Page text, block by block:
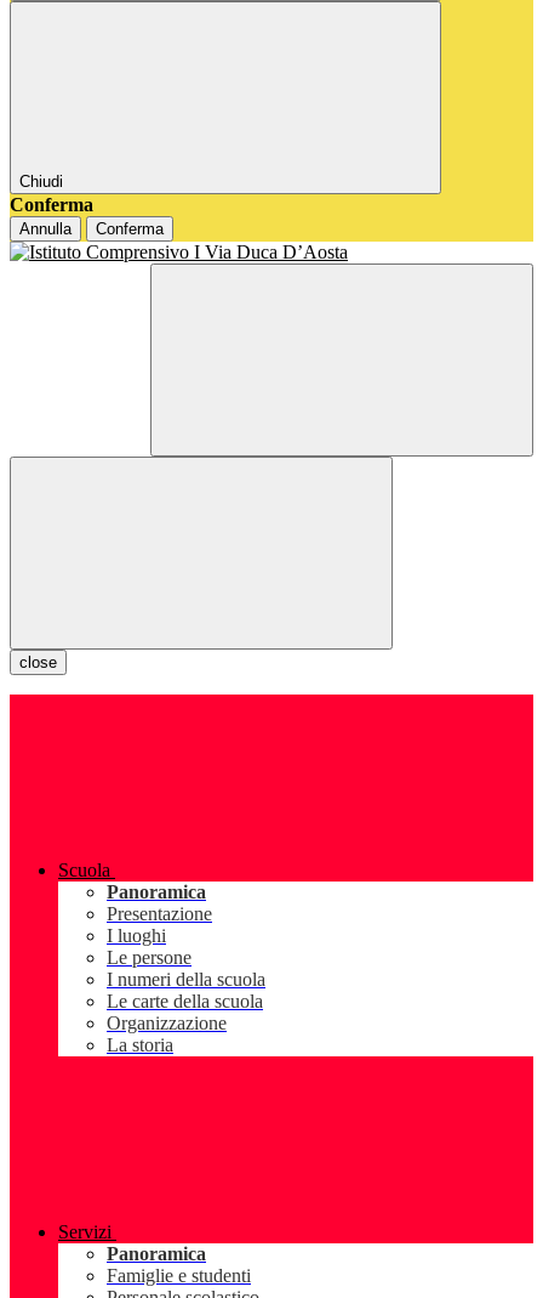
Chiudi
Conferma
Annulla Conferma
close
Scuola
Panoramica
Presentazione
I luoghi
Le persone
I numeri della scuola
Le carte della scuola
Organizzazione
La storia
Servizi
Panoramica
Famiglie e studenti